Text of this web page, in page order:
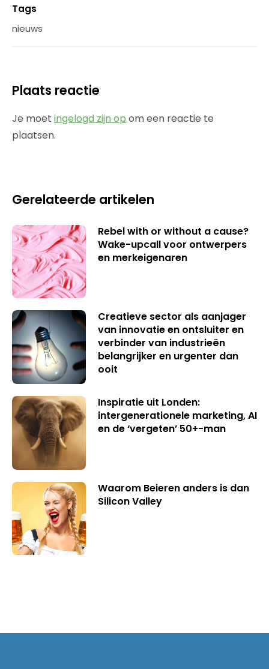
Tags
nieuws
Plaats reactie
Je moet ingelogd zijn op om een reactie te
plaatsen.
Gerelateerde artikelen
Rebel with or without a cause?
Wake-upcall voor ontwerpers
en merkeigenaren
Creatieve sector als aanjager
van innovatie en ontsluiter en
verbinder van industrieën
belangrijker en urgenter dan
ooit
Inspiratie uit Londen:
intergenerationele marketing, AI
en de ‘vergeten’ 50+-man
Waarom Beieren anders is dan
Silicon Valley